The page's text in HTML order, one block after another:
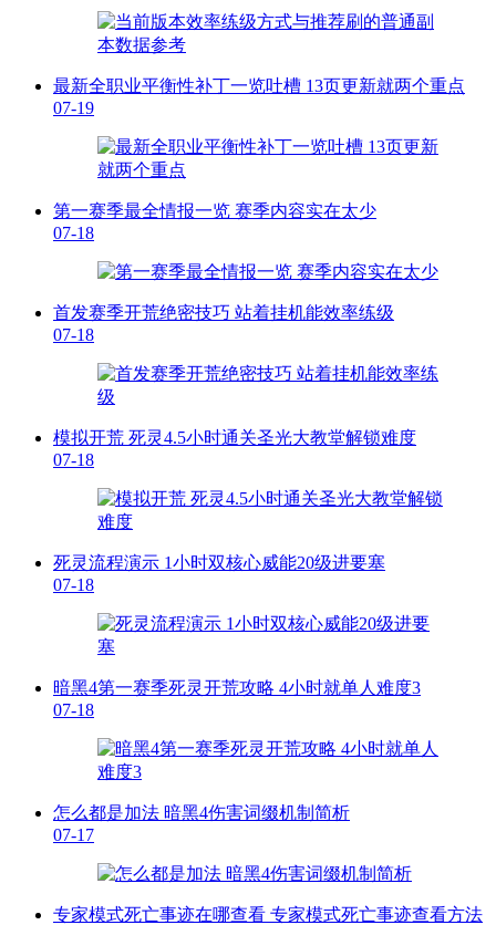
最新全职业平衡性补丁一览吐槽 13页更新就两个重点
07-19
第一赛季最全情报一览 赛季内容实在太少
07-18
首发赛季开荒绝密技巧 站着挂机能效率练级
07-18
模拟开荒 死灵4.5小时通关圣光大教堂解锁难度
07-18
死灵流程演示 1小时双核心威能20级进要塞
07-18
暗黑4第一赛季死灵开荒攻略 4小时就单人难度3
07-18
怎么都是加法 暗黑4伤害词缀机制简析
07-17
专家模式死亡事迹在哪查看 专家模式死亡事迹查看方法